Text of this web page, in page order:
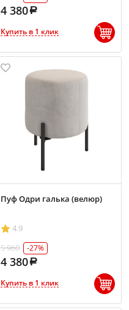
4 380
Купить в 1 клик
Пуф Одри галька (велюр)
4.9
5 960
-27%
4 380
Купить в 1 клик